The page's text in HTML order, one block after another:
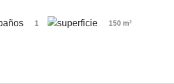
1 150 m²